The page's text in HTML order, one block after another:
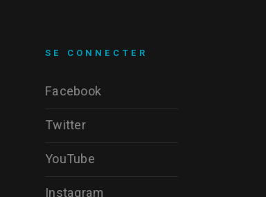
SE CONNECTER
Facebook
Twitter
YouTube
Instagram